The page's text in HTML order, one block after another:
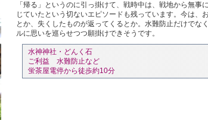
「帰る」というのに引っ掛けて、戦時中は、戦地から無事
じていたという切ないエピソードも残っています。今は、
とか、失くしたものが返ってくるとか。水難防止だけでな
ルに思いを巡らせつつ願掛けできそうです。
水神神社・どんく石
ご利益 水難防止など
蛍茶屋電停から徒歩約10分